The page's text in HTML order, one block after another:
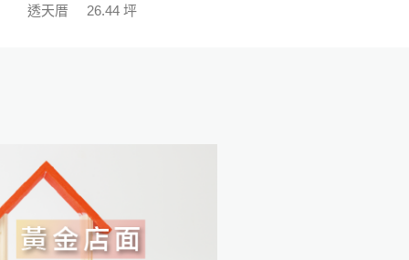
透天厝 26.44 坪